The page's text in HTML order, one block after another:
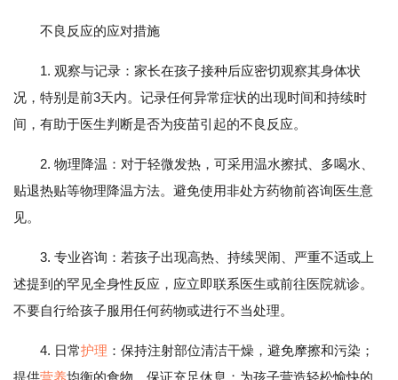
不良反应的应对措施
1. 观察与记录：家长在孩子接种后应密切观察其身体状
况，特别是前3天内。记录任何异常症状的出现时间和持续时
间，有助于医生判断是否为疫苗引起的不良反应。
2. 物理降温：对于轻微发热，可采用温水擦拭、多喝水、
贴退热贴等物理降温方法。避免使用非处方药物前咨询医生意
见。
3. 专业咨询：若孩子出现高热、持续哭闹、严重不适或上
述提到的罕见全身性反应，应立即联系医生或前往医院就诊。
不要自行给孩子服用任何药物或进行不当处理。
4. 日常护理 ：保持注射部位清洁干燥，避免摩擦和污染；
提供营养均衡的食物，保证充足休息；为孩子营造轻松愉快的